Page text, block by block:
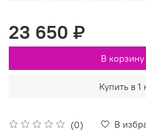
(0)
В
23 650 ₽
В корзину
Купить в 1